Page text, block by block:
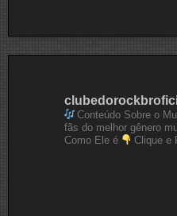
Conteúdo Sobre o
fãs do melhor gênero
Como Ele é
Clique e